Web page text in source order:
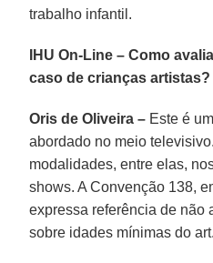
trabalho infantil.
IHU On-Line – Como
caso de crianças artistas?
Oris de Oliveira – Este é
abordado no meio
modalidades, entre elas,
shows. A Convenção 138,
expressa referência de não
sobre idades mínimas do